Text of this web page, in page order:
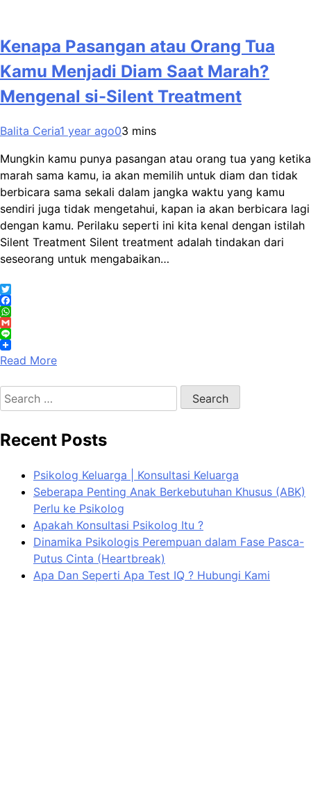
Kenapa Pasangan atau Orang Tua
Kamu Menjadi Diam Saat Marah?
Mengenal si-Silent Treatment
Balita Ceria1 year ago03 mins
Mungkin kamu punya pasangan atau orang tua yang ketika
marah sama kamu, ia akan memilih untuk diam dan tidak
berbicara sama sekali dalam jangka waktu yang kamu
sendiri juga tidak mengetahui, kapan ia akan berbicara lagi
dengan kamu. Perilaku seperti ini kita kenal dengan istilah
Silent Treatment Silent treatment adalah tindakan dari
seseorang untuk mengabaikan…
Twitter
Facebook
WhatsApp
Gmail
Line
Read More
Search
for:
Recent Posts
Psikolog Keluarga | Konsultasi Keluarga
Seberapa Penting Anak Berkebutuhan Khusus (ABK)
Perlu ke Psikolog
Apakah Konsultasi Psikolog Itu ?
Dinamika Psikologis Perempuan dalam Fase Pasca-
Putus Cinta (Heartbreak)
Apa Dan Seperti Apa Test IQ ? Hubungi Kami